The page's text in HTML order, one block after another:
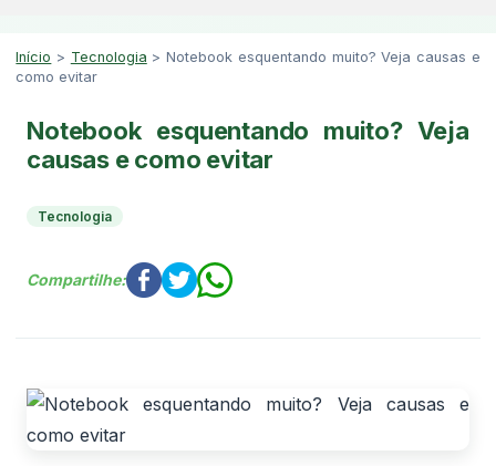
Início > Tecnologia >Notebook esquentando muito? Veja causas e
como evitar
Notebook esquentando muito? Veja
causas e como evitar
Tecnologia
Compartilhe: